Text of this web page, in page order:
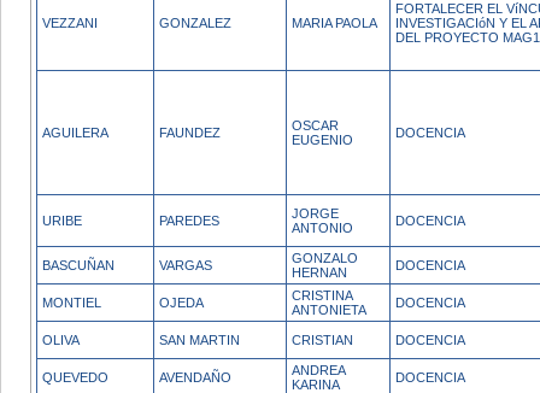
VEZZANI GONZALEZ MARIA PAOLA
FORTALECER EL
INVESTIGACIóN Y EL
DEL PROYECTO
AGUILERA FAUNDEZ
OSCAR
EUGENIO
DOCENCIA
URIBE PAREDES
JORGE
ANTONIO
DOCENCIA
BASCUÑAN VARGAS
GONZALO
HERNAN
DOCENCIA
MONTIEL OJEDA
CRISTINA
ANTONIETA
DOCENCIA
OLIVA SAN MARTIN CRISTIAN DOCENCIA
QUEVEDO AVENDAÑO
ANDREA
KARINA
DOCENCIA